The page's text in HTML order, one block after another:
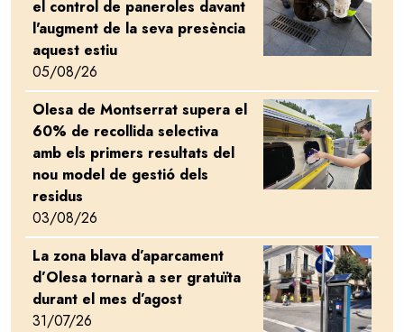
el control de paneroles davant
l'augment de la seva presència
aquest estiu
05/08/26
Olesa de Montserrat supera el
60% de recollida selectiva
amb els primers resultats del
nou model de gestió dels
residus
03/08/26
Image
La zona blava d’aparcament
d’Olesa tornarà a ser gratuïta
durant el mes d’agost
31/07/26
Image